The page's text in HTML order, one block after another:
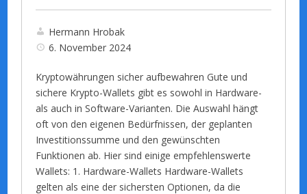
Hermann Hrobak
6. November 2024
Kryptowährungen sicher aufbewahren Gute und
sichere Krypto-Wallets gibt es sowohl in Hardware-
als auch in Software-Varianten. Die Auswahl hängt
oft von den eigenen Bedürfnissen, der geplanten
Investitionssumme und den gewünschten
Funktionen ab. Hier sind einige empfehlenswerte
Wallets: 1. Hardware-Wallets Hardware-Wallets
gelten als eine der sichersten Optionen, da die